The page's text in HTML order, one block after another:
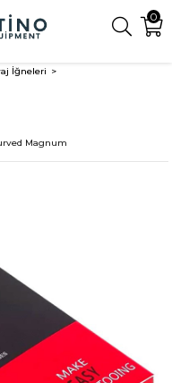
0
İğneleri
Magnum